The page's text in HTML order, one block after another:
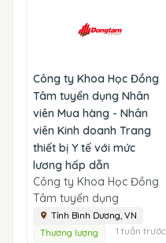
Công ty Khoa Học Đồng
Tâm tuyển dụng Nhân
viên Mua hàng - Nhân
viên Kinh doanh Trang
thiết bị Y tế với mức
lương hấp dẫn
Công ty Khoa Học Đồng
Tâm tuyển dụng
Tỉnh Bình Dương, VN
Thương lượng
1 tuần trước